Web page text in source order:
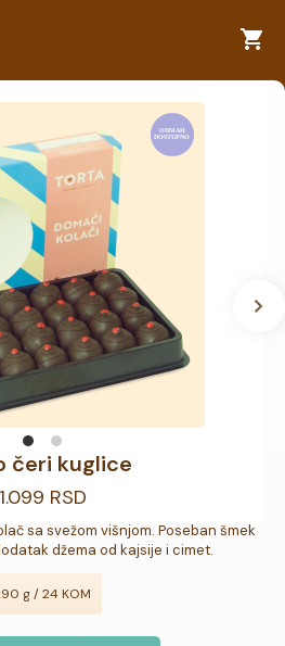
čeri kuglice
1.099 RSD
sa svežom višnjom. Poseban šmek
džema od kajsije i cimet.
g / 24 KOM